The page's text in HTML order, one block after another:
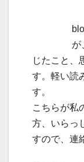
が
じたこと、
す。軽い読
す。
こちらが私
方、いらっ
すので、連